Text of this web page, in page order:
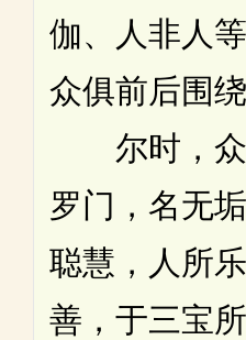
伽、人非人
众俱前后围绕
尔时，众
罗门，名无
聪慧，人所
善，于三宝